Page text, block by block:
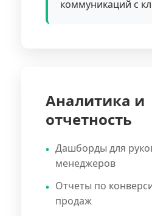
коммуникаций с
Аналитика и
отчетность
Дашборды для
менеджеров
Отчеты по
продаж